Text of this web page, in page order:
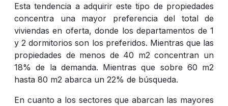
Esta tendencia a adquirir este tipo de propiedades
concentra una mayor preferencia del total de
viviendas en oferta, donde los departamentos de 1
y 2 dormitorios son los preferidos. Mientras que las
propiedades de menos de 40 m2 concentran un
18% de la demanda. Mientras que sobre 60 m2
hasta 80 m2 abarca un 22% de búsqueda.
En cuanto a los sectores que abarcan las mayores